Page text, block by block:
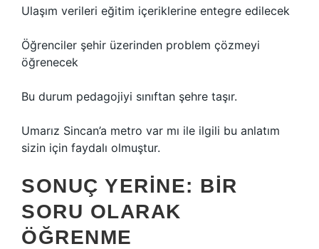
Ulaşım verileri eğitim içeriklerine entegre edilecek
Öğrenciler şehir üzerinden problem çözmeyi
öğrenecek
Bu durum pedagojiyi sınıftan şehre taşır.
Umarız Sincan’a metro var mı ile ilgili bu anlatım
sizin için faydalı olmuştur.
SONUÇ YERINE: BIR
SORU OLARAK
ÖĞRENME